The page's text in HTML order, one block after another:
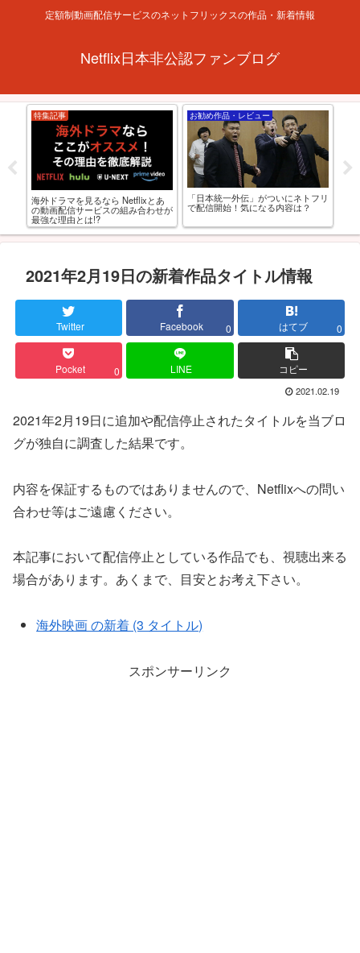
定額制動画配信サービスのネットフリックスの作品・新着情報
Netflix日本非公認ファンブログ
特集記事
海外ドラマを見るなら Netflixとあ
の動画配信サービスの組み合わせが
最強な理由とは!?
お勧め作品・レビュー
「日本統一外伝」がついにネトフリ
で配信開始！気になる内容は？
2021年2月19日の新着作品タイトル情報
Twitter Facebook 0 はてブ 0
Pocket 0 LINE コピー
2021.02.19
2021年2月19日に追加や配信停止されたタイトルを当ブロ
グが独自に調査した結果です。
内容を保証するものではありませんので、Netflixへの問い
合わせ等はご遠慮ください。
本記事において配信停止としている作品でも、視聴出来る
場合があります。あくまで、目安とお考え下さい。
海外映画 の新着 (3 タイトル)
スポンサーリンク